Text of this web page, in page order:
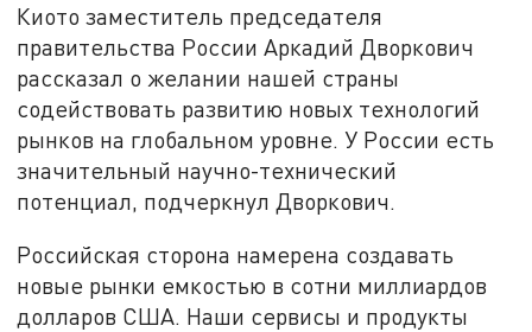
Киото заместитель председателя
правительства России Аркадий Дворкович
рассказал о желании нашей страны
содействовать развитию новых технологий
рынков на глобальном уровне. У России есть
значительный научно-технический
потенциал, подчеркнул Дворкович.
Российская сторона намерена создавать
новые рынки емкостью в сотни миллиардов
долларов США. Наши сервисы и продукты